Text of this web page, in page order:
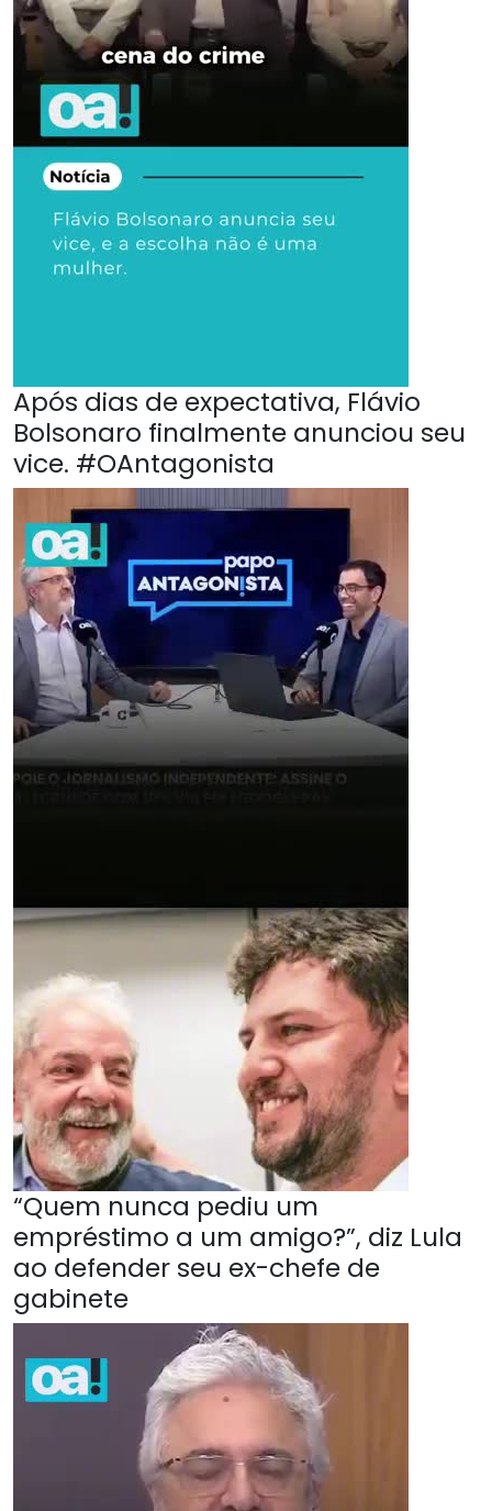
Após dias de expectativa, Flávio
Bolsonaro finalmente anunciou seu
vice. #OAntagonista
“Quem nunca pediu um
empréstimo a um amigo?”, diz Lula
ao defender seu ex-chefe de
gabinete